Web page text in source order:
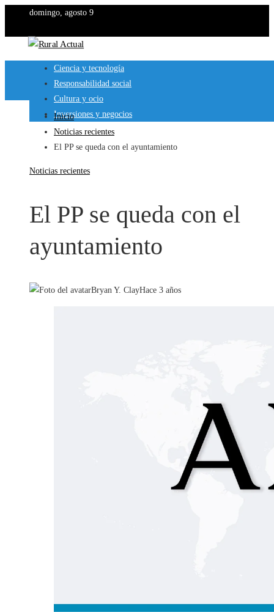
domingo, agosto 9
Ciencia y tecnología
Responsabilidad social
Cultura y ocio
Inversiones y negocios
Inicio
Noticias recientes
El PP se queda con el ayuntamiento
Noticias recientes
El PP se queda con el
ayuntamiento
Bryan Y. ClayHace 3 años